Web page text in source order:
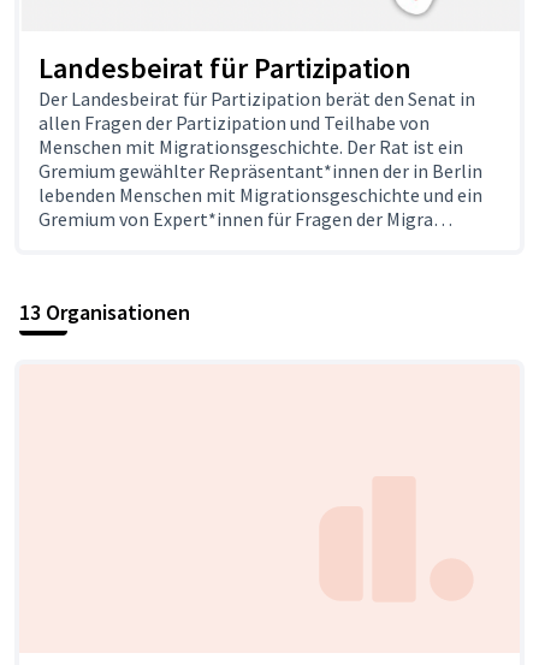
Landesbeirat für Partizipation
Der Landesbeirat für Partizipation berät den Senat in
allen Fragen der Partizipation und Teilhabe von
Menschen mit Migrationsgeschichte. Der Rat ist ein
Gremium gewählter Repräsentant*innen der in Berlin
lebenden Menschen mit Migrationsgeschichte und ein
Gremium von Expert*innen für Fragen der Migra…
13 Organisationen